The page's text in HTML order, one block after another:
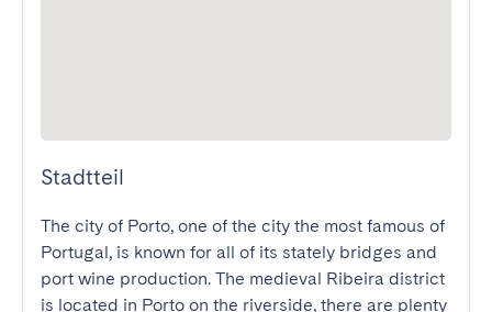
Stadtteil
The city of Porto, one of the city the most famous of
Portugal, is known for all of its stately bridges and
port wine production. The medieval Ribeira district
is located in Porto on the riverside, there are plenty